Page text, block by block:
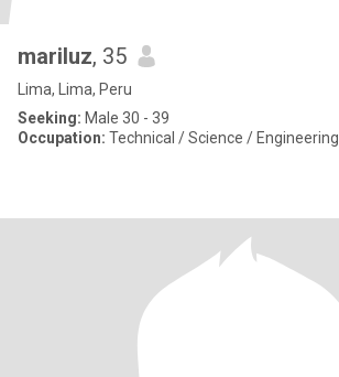
mariluz, 35
Lima, Lima, Peru
Seeking: Male 30 - 39
Occupation: Technical / Science / Engineering